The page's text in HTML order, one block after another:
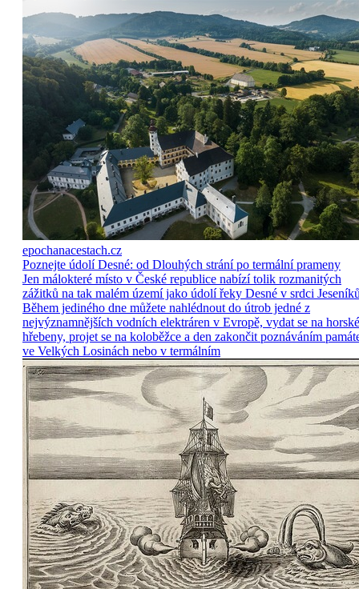
epochanacestach.cz
Poznejte údolí Desné: od Dlouhých strání po termální prameny
Jen málokteré místo v České republice nabízí tolik rozmanitých
zážitků na tak malém území jako údolí řeky Desné v srdci
Během jediného dne můžete nahlédnout do útrob jedné z
nejvýznamnějších vodních elektráren v Evropě, vydat se na horské
hřebeny, projet se na koloběžce a den zakončit poznáváním
ve Velkých Losinách nebo v termálním